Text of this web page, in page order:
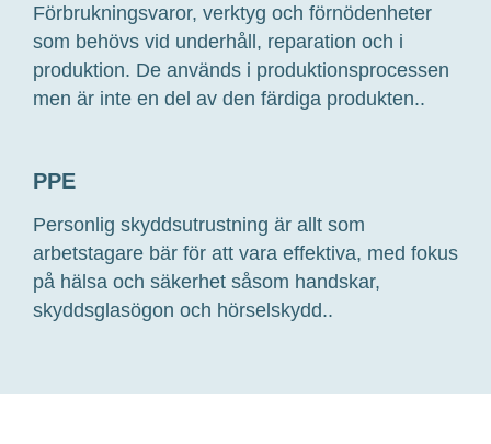
Förbrukningsvaror, verktyg och förnödenheter
som behövs vid underhåll, reparation och i
produktion. De används i produktionsprocessen
men är inte en del av den färdiga produkten..
PPE
Personlig skyddsutrustning är allt som
arbetstagare bär för att vara effektiva, med fokus
på hälsa och säkerhet såsom handskar,
skyddsglasögon och hörselskydd..